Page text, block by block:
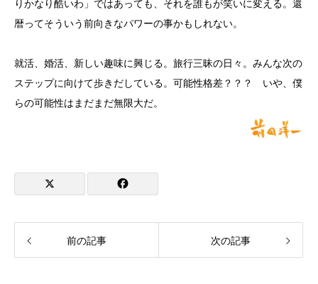
りかなり酷いわ」ではあっても、それを誰もが笑いに変える。還
暦ってそういう前向きなパワーの事かもしれない。
就活、婚活、新しい趣味に興じる。旅行三昧の日々。みんな次の
ステップに向けて歩きだしている。可能性格差？？？ いや、僕
らの可能性はまだまだ無限大だ。
前の記事 次の記事